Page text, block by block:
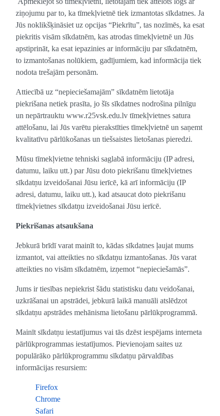
ziņojumu par to, ka tīmekļvietnē tiek izmantotas sīkdatnes. Ja
Jūs noklikšķināsiet uz opcijas “Piekrītu”, tas nozīmēs, ka esat
piekritis visām sīkdatnēm, kas atrodas tīmekļvietnē un Jūs
apstiprināt, ka esat iepazinies ar informāciju par sīkdatnēm,
to izmantošanas nolūkiem, gadījumiem, kad informācija tiek
nodota trešajām personām.
Attiecībā uz “nepieciešamajām” sīkdatnēm lietotāja
piekrišana netiek prasīta, jo šīs sīkdatnes nodrošina pilnīgu
un nepārtrauktu www.r25vsk.edu.lv tīmekļvietnes satura
attēlošanu, lai Jūs varētu pierakstīties tīmekļvietnē un saņemt
kvalitatīvu pārlūkošanas un tiešsaistes lietošanas pieredzi.
Mūsu tīmekļvietne tehniski saglabā informāciju (IP adresi,
datumu, laiku utt.) par Jūsu doto piekrišanu tīmekļvietnes
sīkdatņu izveidošanai Jūsu ierīcē, kā arī informāciju (IP
adresi, datumu, laiku utt.), kad atsaucat doto piekrišanu
tīmekļvietnes sīkdatņu izveidošanai Jūsu ierīcē.
Piekrišanas atsaukšana
Jebkurā brīdī varat mainīt to, kādas sīkdatnes ļaujat mums
izmantot, vai atteikties no sīkdatņu izmantošanas. Jūs varat
atteikties no visām sīkdatnēm, izņemot “nepieciešamās”.
Jums ir tiesības nepiekrist šādu statistisku datu veidošanai,
uzkrāšanai un apstrādei, jebkurā laikā manuāli atslēdzot
sīkdatņu apstrādes mehānisma lietošanu pārlūkprogrammā.
Mainīt sīkdatņu iestatījumus vai tās dzēst iespējams interneta
pārlūkprogrammas iestatījumos. Pievienojam saites uz
populārāko pārlūkprogrammu sīkdatņu pārvaldības
informācijas resursiem:
Firefox
Chrome
Safari